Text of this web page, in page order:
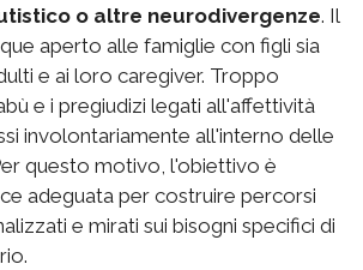
o altre neurodivergenze. Il
aperto alle famiglie con figli sia
e ai loro caregiver. Troppo
e i pregiudizi legati all'affettività
involontariamente all'interno delle
questo motivo, l'obiettivo è
adeguata per costruire percorsi
e mirati sui bisogni specifici di